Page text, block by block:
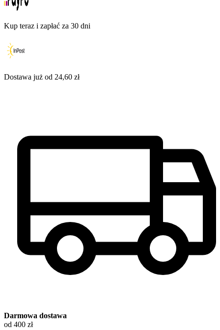
Kup teraz i zapłać za 30 dni
Dostawa już od 24,60 zł
Darmowa dostawa
od 400 zł